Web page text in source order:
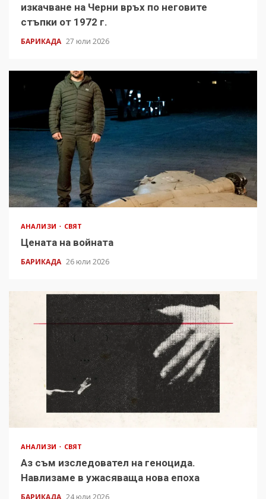
изкачване на Черни връх по неговите
стъпки от 1972 г.
БАРИКАДА 27 юли 2026
АНАЛИЗИ СВЯТ
Цената на войната
БАРИКАДА 26 юли 2026
АНАЛИЗИ СВЯТ
Аз съм изследовател на геноцида.
Навлизаме в ужасяваща нова епоха
БАРИКАДА 24 юли 2026